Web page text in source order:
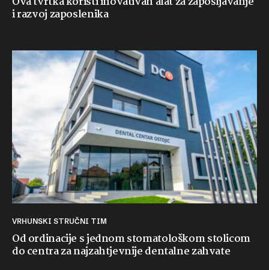
i razvoj zaposlenika
VRHUNSKI STRUČNI TIM
Od ordinacije s jednom stomatološkom stolicom
do centra za najzahtjevnije dentalne zahvate